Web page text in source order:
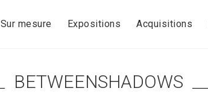
Sur mesure Expositions Acquisitions
BETWEENSHADOWS